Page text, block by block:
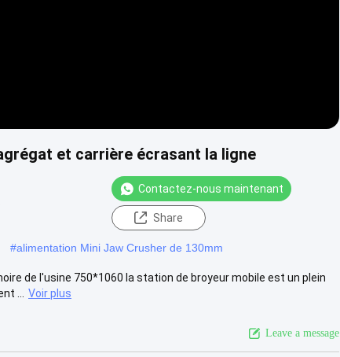
et carrière écrasant la ligne
Contactez-nous maintenant
Share
#alimentation Mini Jaw Crusher de 130mm
de l'usine 750*1060 la station de broyeur mobile est un plein
...
Voir plus
Leave a message